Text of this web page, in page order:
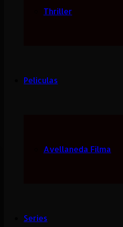
Thriller
Peliculas
Avellaneda Filma
Series